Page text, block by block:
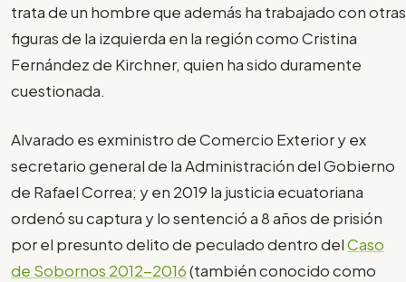
trata de un hombre que además ha trabajado con otras
figuras de la izquierda en la región como Cristina
Fernández de Kirchner, quien ha sido duramente
cuestionada.
Alvarado es exministro de Comercio Exterior y ex
secretario general de la Administración del Gobierno
de Rafael Correa; y en 2019 la justicia ecuatoriana
ordenó su captura y lo sentenció a 8 años de prisión
por el presunto delito de peculado dentro delCaso
de Sobornos 2012-2016(también conocido como